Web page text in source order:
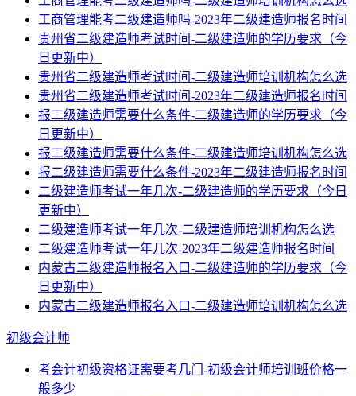
工商管理能考二级建造师吗-2023年二级建造师报名时间
贵州省二级建造师考试时间-二级建造师的学历要求（今
日更新中）
贵州省二级建造师考试时间-二级建造师培训机构怎么选
贵州省二级建造师考试时间-2023年二级建造师报名时间
报二级建造师需要什么条件-二级建造师的学历要求（今
日更新中）
报二级建造师需要什么条件-二级建造师培训机构怎么选
报二级建造师需要什么条件-2023年二级建造师报名时间
二级建造师考试一年几次-二级建造师的学历要求（今日
更新中）
二级建造师考试一年几次-二级建造师培训机构怎么选
二级建造师考试一年几次-2023年二级建造师报名时间
内蒙古二级建造师报名入口-二级建造师的学历要求（今
日更新中）
内蒙古二级建造师报名入口-二级建造师培训机构怎么选
初级会计师
考会计初级资格证需要考几门-初级会计师培训班价格一
般多少